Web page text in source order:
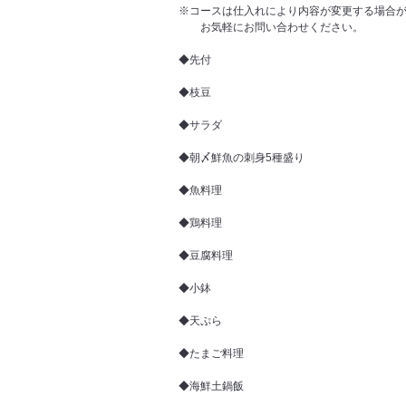
※コースは仕入れにより内容が変更する場合が
お気軽にお問い合わせください。
◆先付
◆枝豆
◆サラダ
◆朝〆鮮魚の刺身5種盛り
◆魚料理
◆鶏料理
◆豆腐料理
◆小鉢
◆天ぷら
◆たまご料理
◆海鮮土鍋飯